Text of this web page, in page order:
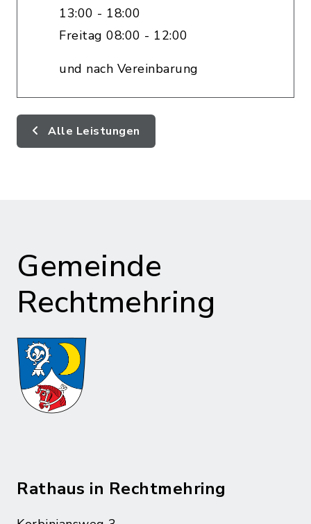
13:00 - 18:00
Freitag 08:00 - 12:00
und nach Vereinbarung
Alle Leistungen
Gemeinde
Rechtmehring
Rathaus in Rechtmehring